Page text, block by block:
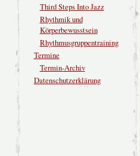
Third Steps Into Jazz
Rhythmik und
Körperbewusstsein
Rhythmusgruppentraining
Termine
Termin-Archiv
Datenschutzerklärung